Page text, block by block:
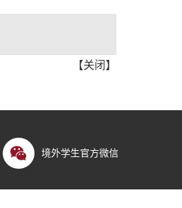
【关闭 】
境外学生官方微信